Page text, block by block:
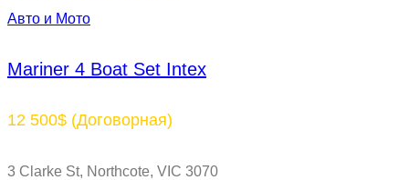
Авто и Мото
Mariner 4 Boat Set Intex
12 500$ (Договорная)
3 Clarke St, Northcote, VIC 3070